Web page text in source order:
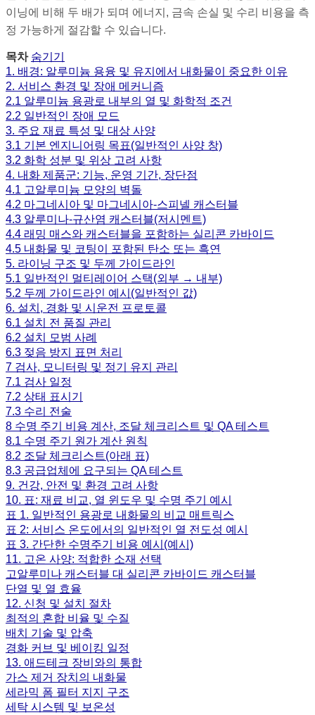
이닝에 비해 두 배가 되며 에너지, 금속 손실 및 수리 비용을 측
정 가능하게 절감할 수 있습니다.
목차 숨기기
1. 배경: 알루미늄 용융 및 유지에서 내화물이 중요한 이유
2. 서비스 환경 및 장애 메커니즘
2.1 알루미늄 용광로 내부의 열 및 화학적 조건
2.2 일반적인 장애 모드
3. 주요 재료 특성 및 대상 사양
3.1 기본 엔지니어링 목표(일반적인 사양 창)
3.2 화학 성분 및 위상 고려 사항
4. 내화 제품군: 기능, 운영 기간, 장단점
4.1 고알루미늄 모양의 벽돌
4.2 마그네시아 및 마그네시아-스피넬 캐스터블
4.3 알루미나-규산염 캐스터블(저시멘트)
4.4 래밍 매스와 캐스터블을 포함하는 실리콘 카바이드
4.5 내화물 및 코팅이 포함된 탄소 또는 흑연
5. 라이닝 구조 및 두께 가이드라인
5.1 일반적인 멀티레이어 스택(외부 → 내부)
5.2 두께 가이드라인 예시(일반적인 값)
6. 설치, 경화 및 시운전 프로토콜
6.1 설치 전 품질 관리
6.2 설치 모범 사례
6.3 젖음 방지 표면 처리
7 검사, 모니터링 및 정기 유지 관리
7.1 검사 일정
7.2 상태 표시기
7.3 수리 전술
8 수명 주기 비용 계산, 조달 체크리스트 및 QA 테스트
8.1 수명 주기 원가 계산 원칙
8.2 조달 체크리스트(아래 표)
8.3 공급업체에 요구되는 QA 테스트
9. 건강, 안전 및 환경 고려 사항
10. 표: 재료 비교, 열 윈도우 및 수명 주기 예시
표 1. 일반적인 용광로 내화물의 비교 매트릭스
표 2: 서비스 온도에서의 일반적인 열 전도성 예시
표 3. 간단한 수명주기 비용 예시(예시)
11. 고온 사양: 적합한 소재 선택
고알루미나 캐스터블 대 실리콘 카바이드 캐스터블
단열 및 열 효율
12. 신청 및 설치 절차
최적의 혼합 비율 및 수질
배치 기술 및 압축
경화 커브 및 베이킹 일정
13. 애드테크 장비와의 통합
가스 제거 장치의 내화물
세라믹 폼 필터 지지 구조
세탁 시스템 및 보온성